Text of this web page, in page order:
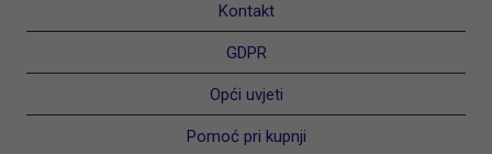
Kontakt
GDPR
Opći uvjeti
Pomoć pri kupnji